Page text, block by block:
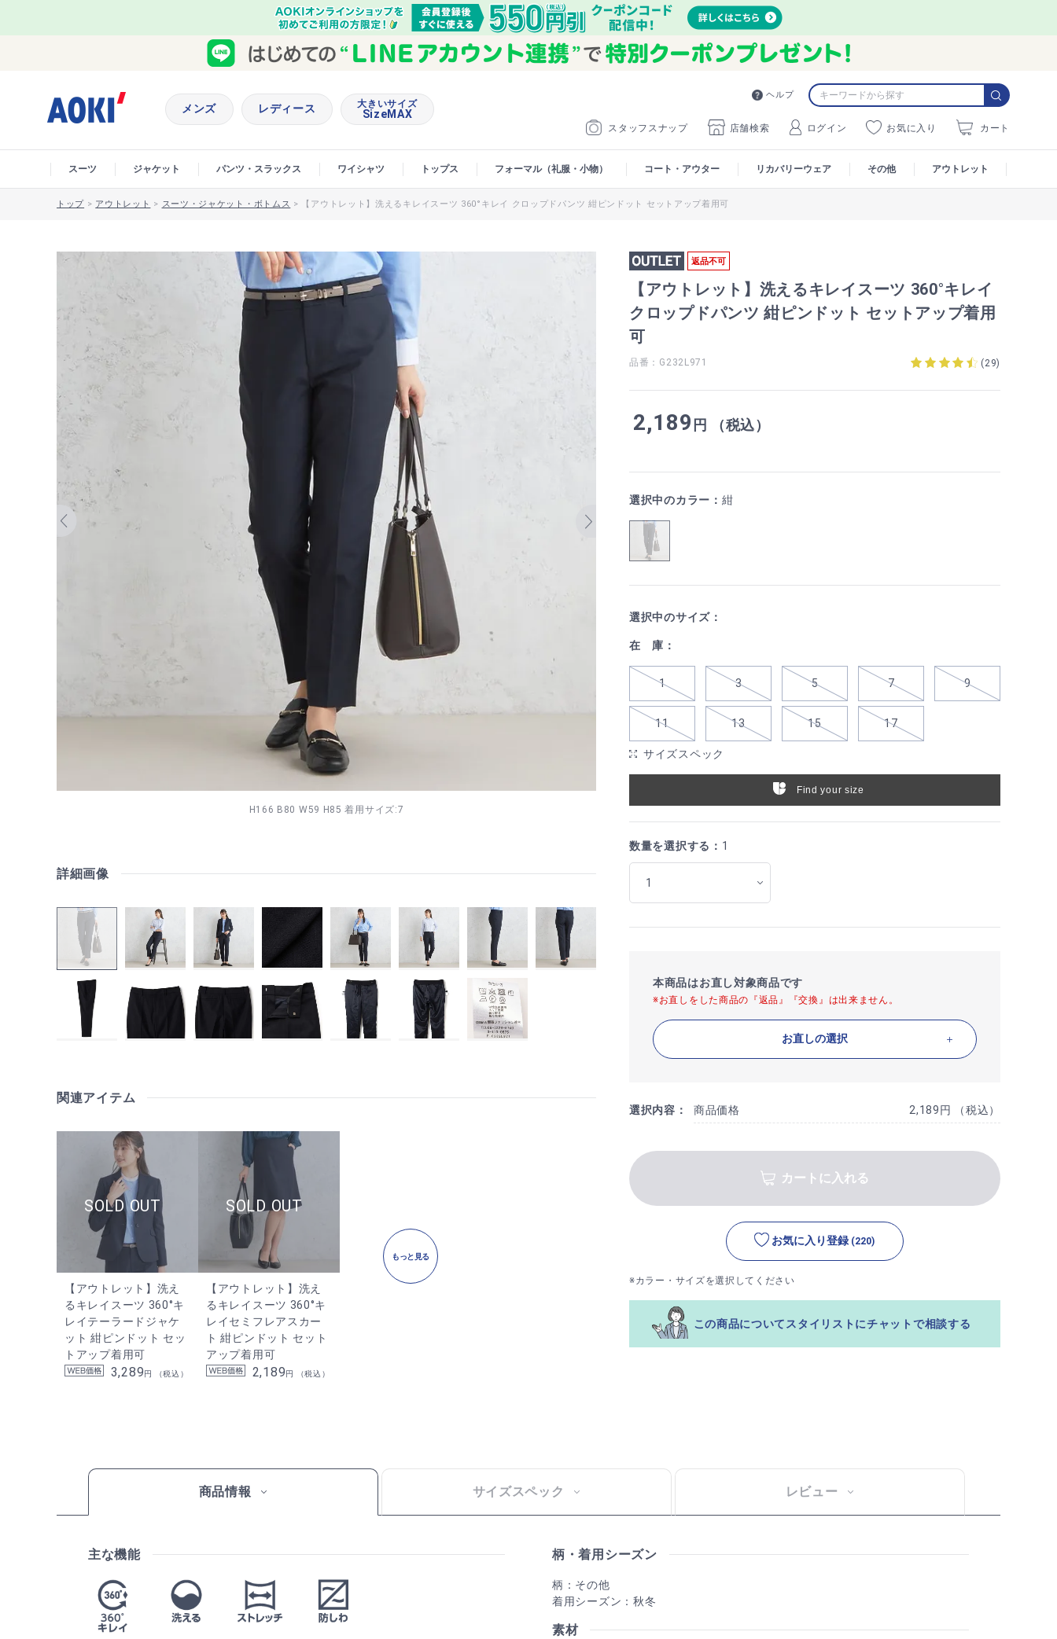
ヘルプ
スタッフスナップ 店舗検索 ログイン お気に入り カート
メンズ レディース 大きいサイズ
SizeMAX
スーツ ジャケット パンツ・スラックス ワイシャツ トップス フォーマル（礼服・小物） コート・アウター リカバリーウェア その他 アウトレット
トップ > アウトレット > スーツ・ジャケット・ボトムス > 【アウトレット】洗えるキレイスーツ 360°キレイ クロップドパンツ 紺ピンドット セットアップ着用可
H166 B80 W59 H85 着用サイズ:7
詳細画像
関連アイテム
【アウトレット】洗え
るキレイスーツ 360°キ
レイテーラードジャケ
ット 紺ピンドット セッ
トアップ着用可
3,289円 （税込）
【アウトレット】洗え
るキレイスーツ 360°キ
レイセミフレアスカー
ト 紺ピンドット セット
アップ着用可
2,189円 （税込）
もっと見る
返品不可
【アウトレット】洗えるキレイスーツ 360°キレイ
クロップドパンツ 紺ピンドット セットアップ着用
可
品番：G232L971 (29)
2,189 円 （税込）
選択中のカラー： 紺
選択中のサイズ：
在 庫：
1 3 5 7 9
11 13 15 17
サイズスペック
Find your size
数量を選択する： 1
本商品はお直し対象商品です
※お直しをした商品の『返品』『交換』は出来ません。
お直しの選択
選択内容： 商品価格 2,189円 （税込）
カートに入れる
お気に入り登録 (220)
※カラー・サイズを選択してください
この商品についてスタイリストにチャットで相談する
商品情報 サイズスペック レビュー
主な機能 柄・着用シーズン
柄：その他
着用シーズン：秋冬
素材